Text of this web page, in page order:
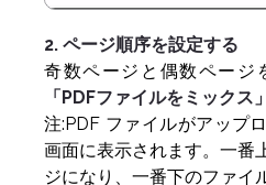
2. ページ順序を設定する
奇数ページと偶数ページ
「PDFファイルをミックス」
注:PDF ファイルがアップ
画面に表示されます。一番
ジになり、一番下のファイ